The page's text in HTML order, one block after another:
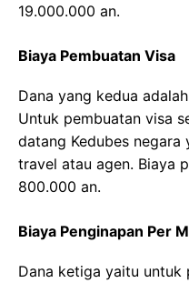
19.000.000 an.
Biaya Pembuatan Visa
Dana yang kedua
Untuk pembuatan visa
datang Kedubes
travel atau agen. Biaya
800.000 an.
Biaya Penginapan Per
Dana ketiga yaitu untuk